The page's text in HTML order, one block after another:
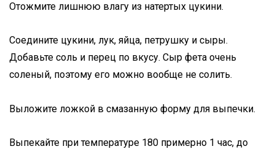
Отожмите лишнюю влагу из натертых цукини.
Соедините цукини, лук, яйца, петрушку и сыры.
Добавьте соль и перец по вкусу. Сыр фета очень
соленый, поэтому его можно вообще не солить.
Выложите ложкой в смазанную форму для выпечки.
Выпекайте при температуре 180 примерно 1 час, до